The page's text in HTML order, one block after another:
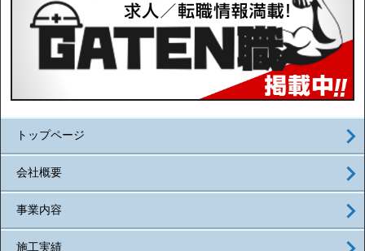
トップページ
会社概要
事業内容
施工実績